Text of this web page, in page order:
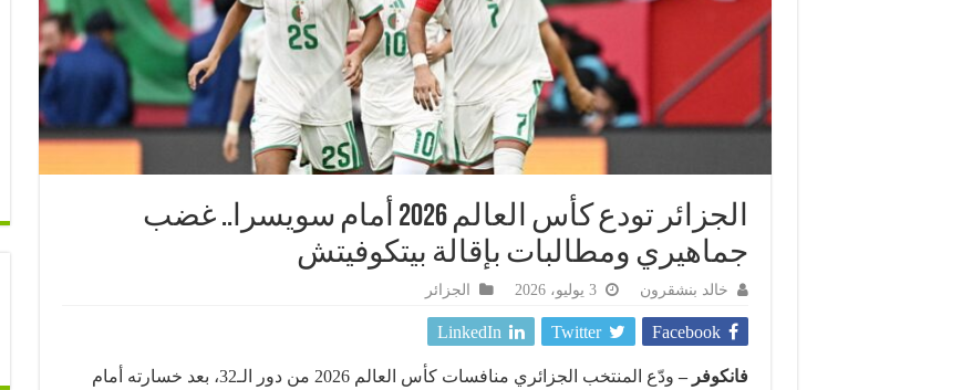
الجزائر تودع كأس العالم 2026 أمام سويسرا.. غضب
جماهيري ومطالبات بإقالة بيتكوفيتش
خالد بنشقرون 3 يوليو، 2026 الجزائر
Facebook
Twitter
LinkedIn
فانكوفر –
ودّع المنتخب الجزائري منافسات كأس العالم 2026 من دور الـ32، بعد خسارته أمام